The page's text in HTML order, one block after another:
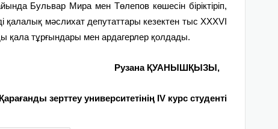
Бульвар Мира мен Төлепов көшесін біріктіріп,
мәслихат депутаттары кезектен тыс XXXVI
қала тұрғындары мен ардагерлер қолдады.
Рузана ҚУАНЫШҚЫЗЫ,
зерттеу университетінің IV курс студенті